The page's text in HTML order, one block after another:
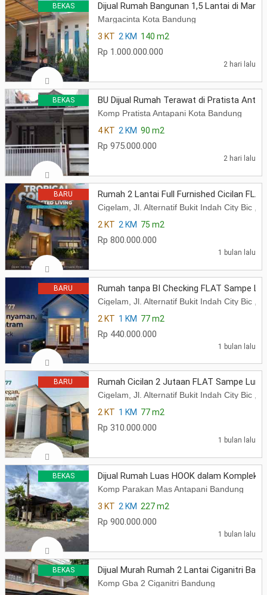
BEKAS Dijual Rumah Bangunan 1,5 Lantai di
Margacinta Kota Bandung
3 KT 2 KM 140 m2
Rp 1.000.000.000
2 hari lalu
BEKAS BU Dijual Rumah Terawat di Pratista
Komp Pratista Antapani Kota Bandung
4 KT 2 KM 90 m2
Rp 975.000.000
2 hari lalu
BARU Rumah 2 Lantai Full Furnished Cicilan
Cigelam, Jl. Alternatif Bukit Indah City Bic ,
2 KT 2 KM 75 m2
Rp 800.000.000
1 bulan lalu
BARU Rumah tanpa BI Checking FLAT Sampe
Cigelam, Jl. Alternatif Bukit Indah City Bic ,
2 KT 1 KM 77 m2
Rp 440.000.000
1 bulan lalu
BARU Rumah Cicilan 2 Jutaan FLAT Sampe
Cigelam, Jl. Alternatif Bukit Indah City Bic ,
2 KT 1 KM 77 m2
Rp 310.000.000
1 bulan lalu
BEKAS Dijual Rumah Luas HOOK dalam Komplek
Komp Parakan Mas Antapani Bandung
3 KT 2 KM 227 m2
Rp 900.000.000
1 bulan lalu
BEKAS Dijual Murah Rumah 2 Lantai Ciganitri
Komp Gba 2 Ciganitri Bandung